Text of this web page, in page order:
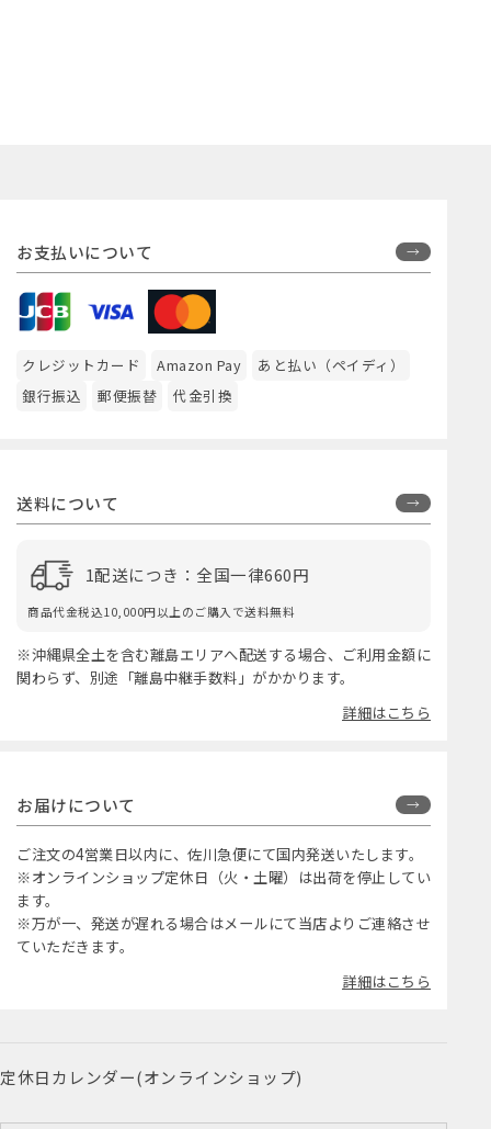
お支払いについて
クレジットカード Amazon Pay
あと払い（ペイディ）
銀行振込
郵便振替 代金引換
送料について
1配送につき：全国一律660円
商品代金税込10,000円以上のご購入で送料無料
※沖縄県全土を含む離島エリアへ配送する場合、ご利用金額に
関わらず、別途「離島中継手数料」がかかります。
詳細はこちら
お届けについて
ご注文の4営業日以内に、佐川急便にて国内発送いたします。
※オンラインショップ定休日（火・土曜）は出荷を停止してい
ます。
※万が一、発送が遅れる場合はメールにて当店よりご連絡させ
ていただきます。
詳細はこちら
定休日カレンダー(オンラインショップ)